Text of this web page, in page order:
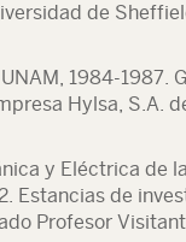
de
1984-1987.
Hylsa, S.A.
y Eléctrica de la
Estancias de
Profesor